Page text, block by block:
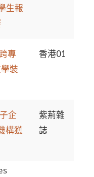
生報
專
裝
香港01
企
構獲
紫荊雜
誌